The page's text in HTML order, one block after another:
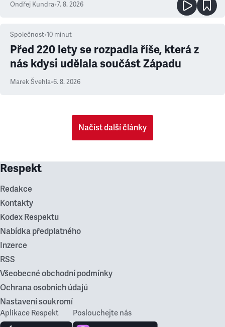
Ondřej Kundra•7. 8. 2026
Společnost•10 minut
Před 220 lety se rozpadla říše, která z
nás kdysi udělala součást Západu
Marek Švehla•6. 8. 2026
Načíst další články
Respekt
Redakce
Kontakty
Kodex Respektu
Nabídka předplatného
Inzerce
RSS
Všeobecné obchodní podmínky
Ochrana osobních údajů
Nastavení soukromí
Aplikace Respekt Poslouchejte nás